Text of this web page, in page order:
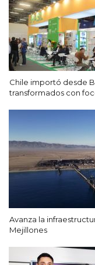
Chile importó desde
transformados con
Avanza la
Mejillones